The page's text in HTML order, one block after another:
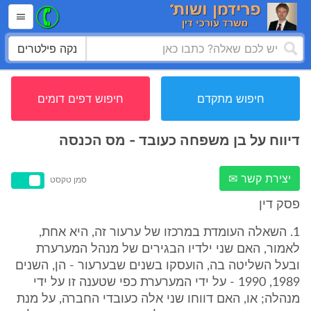
נקה פילטרים
חיפוש מתקדם חיפוש דפים דומים
דיווח על בן משפחה כעובד - מס הכנסה
יצירת קשר ✉ סמן טקסט
פסק דין
1. השאלה העומדת במרכזו של ערעור זה, היא אחת,
לאמור, האם שני ילדיו הבגירים של מנהל המערערת
ובעל השליטה בה, הועסקו בשנים שבערעור - הן, השנים
1989, 1990 - על ידי המערערת כפי שטענה זו על ידי
מנהלה; או, האם דווחו שני אלה כעובדי החברה, על מנת